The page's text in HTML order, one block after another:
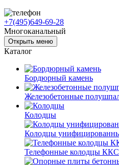
+7(495)649-69-28
Многоканальный
Открыть меню
Каталог
Бордюрный камень
Железобетонные
Колодцы
Колодцы
Телефонные колодцы ККС